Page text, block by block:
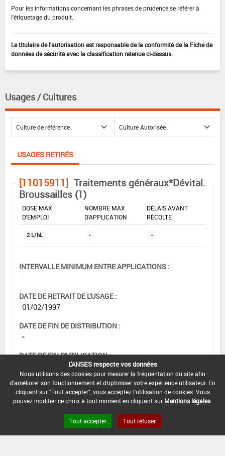
Pour les informations concernant les phrases de prudence se référer à
l'étiquetage du produit.
Le titulaire de l'autorisation est responsable de la conformité de la Fiche de
données de sécurité avec la classification retenue ci-dessus.
Usages / Cultures
USAGES RETIRÉS
[11015911] Traitements généraux*Dévital.
Broussailles (1)
DOSE MAX
D'EMPLOI
NOMBRE MAX
D'APPLICATION
DÉLAIS AVANT
RÉCOLTE
2 L/hL - -
INTERVALLE MINIMUM ENTRE APPLICATIONS :
-
DATE DE RETRAIT DE L'USAGE :
01/02/1997
DATE DE FIN DE DISTRIBUTION :
-
DATE DE FIN D'UTILISATION :
L'ANSES respecte vos données
Nous utilisons des cookies pour mesurer la fréquentation du site afin
d'améliorer son fonctionnement et d'optimiser votre expérience utilisateur. En
cliquant sur "Tout accepter", vous acceptez l'utilisation de cookies. Vous
pouvez modifier ce choix à tout moment en cliquant sur Mentions légales
Tout accepter Tout refuser